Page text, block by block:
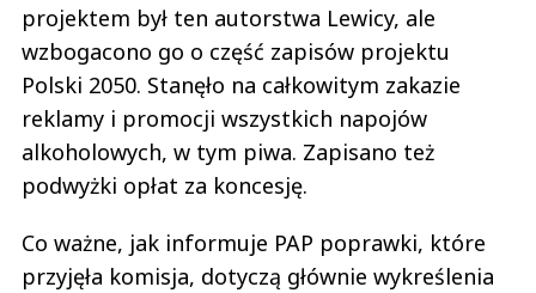
projektem był ten autorstwa Lewicy, ale
wzbogacono go o część zapisów projektu
Polski 2050. Stanęło na całkowitym zakazie
reklamy i promocji wszystkich napojów
alkoholowych, w tym piwa. Zapisano też
podwyżki opłat za koncesję.
Co ważne, jak informuje PAP poprawki, które
przyjęła komisja, dotyczą głównie wykreślenia